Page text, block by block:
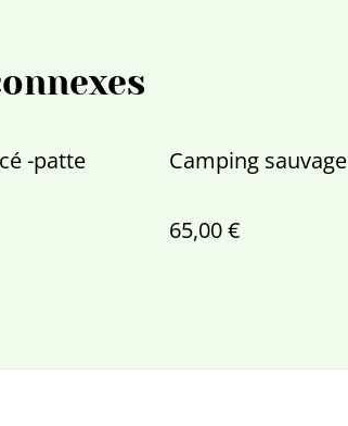
-patte
Camping sauvage
65,00 €